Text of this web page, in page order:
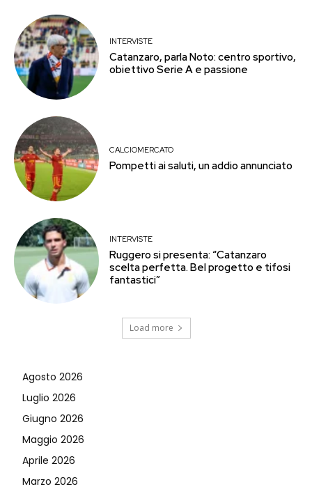
INTERVISTE
Catanzaro, parla Noto: centro sportivo,
obiettivo Serie A e passione
CALCIOMERCATO
Pompetti ai saluti, un addio annunciato
INTERVISTE
Ruggero si presenta: “Catanzaro
scelta perfetta. Bel progetto e tifosi
fantastici”
Load more
Agosto 2026
Luglio 2026
Giugno 2026
Maggio 2026
Aprile 2026
Marzo 2026